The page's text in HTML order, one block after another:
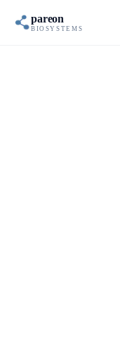
pareon
BIOSYSTEMS